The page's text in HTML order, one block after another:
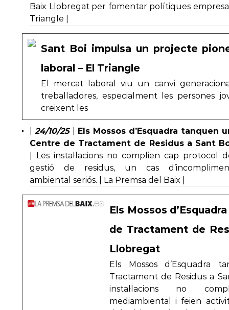
Baix Llobregat per fomentar polítiques
Triangle |
Sant Boi impulsa un projecte
laboral – El Triangle
El mercat laboral viu un canvi
treballadores, especialment les persones
creixent les
24/10/25
Els Mossos d’Esquadra tanquen
Centre de Tractament de Residus a Sant
| Les instal·lacions no complien cap protocol
gestió de residus, un cas
ambiental seriós. | La Premsa del Baix |
Els Mossos
de Tractament de
Llobregat
Els Mossos d’Esquadra
Tractament de Residus a
instal·lacions no
mediambiental i feien